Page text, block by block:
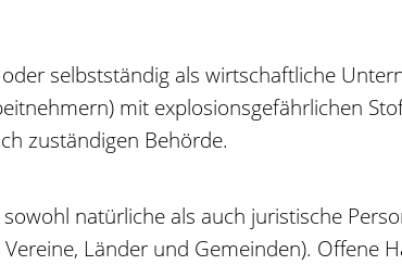
selbstständig als wirtschaftliche
mit explosionsgefährlichen
zuständigen Behörde.
natürliche als auch juristische
Länder und Gemeinden). Offene